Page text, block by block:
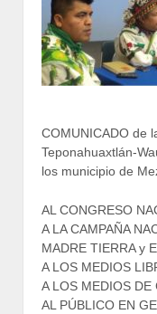
COMUNICADO de
Teponahuaxtlán-
los municipio de
AL CONGRESO
A LA CAMPAÑA
MADRE TIERRA y
A LOS MEDIOS
A LOS MEDIOS DE
AL PÚBLICO EN